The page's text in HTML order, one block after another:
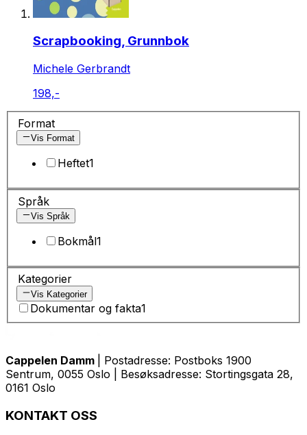
Scrapbooking, Grunnbok
Michele Gerbrandt
198,-
Format
Vis Format
Heftet1
Språk
Vis Språk
Bokmål1
Kategorier
Vis Kategorier
Dokumentar og fakta1
Cappelen Damm
| Postadresse: Postboks 1900
Sentrum, 0055 Oslo | Besøksadresse: Stortingsgata 28,
0161 Oslo
KONTAKT OSS